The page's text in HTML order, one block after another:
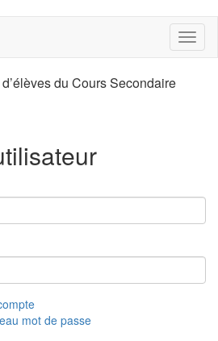
du Cours Secondaire
mot de passe